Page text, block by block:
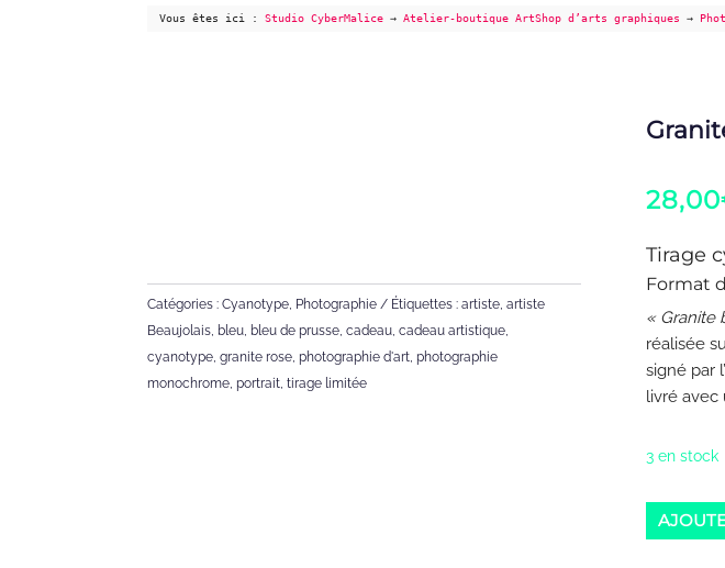
Vous êtes ici :Studio CyberMalice →Atelier-boutique ArtShop d’arts graphiques →
Catégories :Cyanotype Photographie Étiquettes :artiste ,artiste
Beaujolais bleu bleu de prusse ,cadeau ,cadeau artistique
cyanotype ,granite rose photographie d'art photographie
monochrome portrait ,tirage limitée
28,00
Tirage
Format
« Granite
réalisée
signé par
livré avec
3 en stock